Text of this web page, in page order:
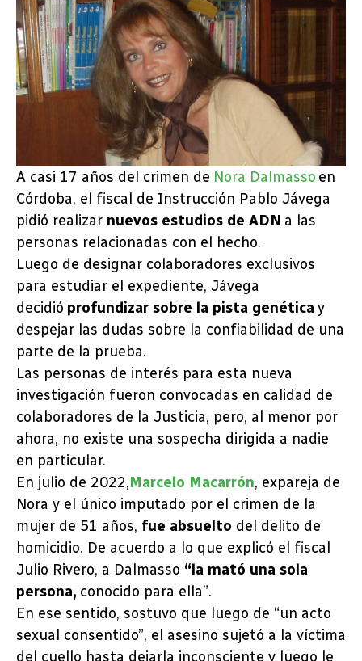
A casi 17 años del crimen de Nora Dalmasso en
Córdoba, el fiscal de Instrucción Pablo Jávega
pidió realizar nuevos estudios de ADN a las
personas relacionadas con el hecho.
Luego de designar colaboradores exclusivos
para estudiar el expediente, Jávega
decidió profundizar sobre la pista genéticay
despejar las dudas sobre la confiabilidad de una
parte de la prueba.
Las personas de interés para esta nueva
investigación fueron convocadas en calidad de
colaboradores de la Justicia, pero, al menor por
ahora, no existe una sospecha dirigida a nadie
en particular.
En julio de 2022,Marcelo Macarrón, expareja de
Nora y el único imputado por el crimen de la
mujer de 51 años, fue absuelto del delito de
homicidio. De acuerdo a lo que explicó el fiscal
Julio Rivero, a Dalmasso “la mató una sola
persona, conocido para ella”.
En ese sentido, sostuvo que luego de “un acto
sexual consentido”, el asesino sujetó a la víctima
del cuello hasta dejarla inconsciente y luego le